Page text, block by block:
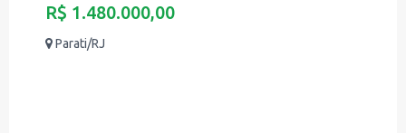
R$ 1.480.000,00
Parati/RJ